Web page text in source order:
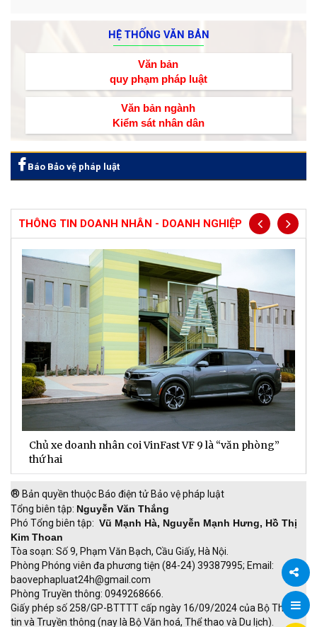
Chia
HỆ THỐNG VĂN BẢN
Văn bản
quy phạm pháp luật
Văn bản ngành
Kiểm sát nhân dân
Báo Bảo vệ pháp luật
THÔNG TIN DOANH NHÂN - DOANH NGHIỆP
Chủ xe doanh nhân coi VinFast VF 9 là “văn phòng”
thứ hai
® Bản quyền thuộc Báo điện tử Bảo vệ pháp luật
Tổng biên tập: Nguyễn Văn Thắng
Phó Tổng biên tập: Vũ Mạnh Hà, Nguyễn Mạnh Hưng, Hồ Thị
Kim Thoan
Tòa soạn: Số 9, Phạm Văn Bạch, Cầu Giấy, Hà Nội.
Phòng Phóng viên đa phương tiện (84-24) 39387995; Email:
baovephapluat24h@gmail.com
Phòng Truyền thông: 0949268666.
Giấy phép số 258/GP-BTTTT cấp ngày 16/09/2024 của Bộ Thông
tin và Truyền thông (nay là Bộ Văn hoá, Thể thao và Du lịch).